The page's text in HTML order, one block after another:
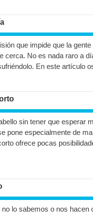
que impide que la
cerca. No es nada raro a
En este artículo
sin tener que esperar
pone especialmente de
ofrece pocas
lo sabemos o nos